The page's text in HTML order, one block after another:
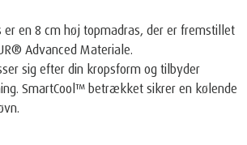
er en 8 cm høj topmadras, der er fremstillet
Advanced Materiale.
sig efter din kropsform og tilbyder
SmartCool™ betrækket sikrer en kølende